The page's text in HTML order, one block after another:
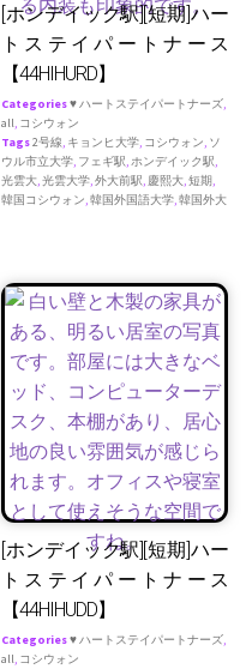
[ホンデイック駅][短期]ハー
トステイパートナース
【44HIHURD】
Categories♥ ハートステイパートナーズ,
all, コシウォン
Tags2号線, キョンヒ大学, コシウォン, ソ
ウル市立大学, フェギ駅,ホンデイック駅,
光雲大,光雲大学,外大前駅, 慶熙大,短期,
韓国コシウォン,韓国外国語大学,韓国外大
[ホンデイック駅][短期]ハー
トステイパートナース
【44HIHUDD】
Categories♥ ハートステイパートナーズ,
all, コシウォン